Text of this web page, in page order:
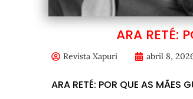
ARA RETÉ:
Revista Xapuri abril 8,
ARA RETÉ: POR QUE AS MÃES